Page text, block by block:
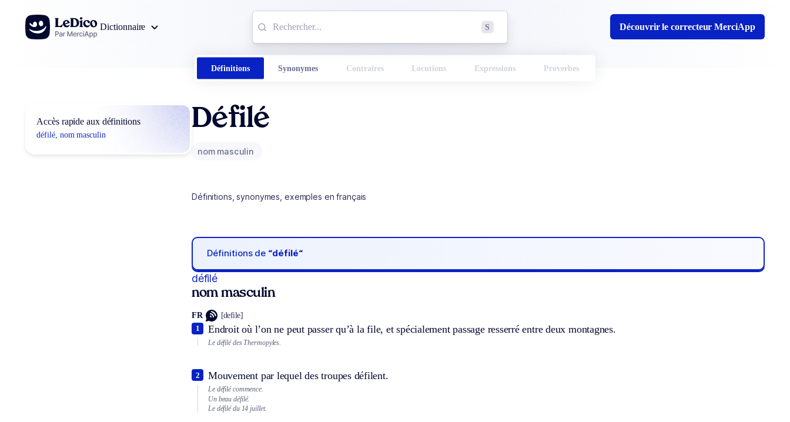
Aller au contenu
Dictionnaire
S Découvrir le correcteur MerciApp
Définitions Synonymes Contraires Locutions Expressions Proverbes
Accès rapide aux définitions
défilé, nom masculin
Défilé
nom masculin
Définitions, synonymes, exemples en français
Définitions de “défilé“
défilé
nom masculin
FR [defile]
Endroit où l’on ne peut passer qu’à la file, et spécialement passage resserré entre deux montagnes.
1
Le défilé des Thermopyles.
Mouvement par lequel des troupes défilent.
2
Le défilé commence.
Un beau défilé.
Le défilé du 14 juillet.